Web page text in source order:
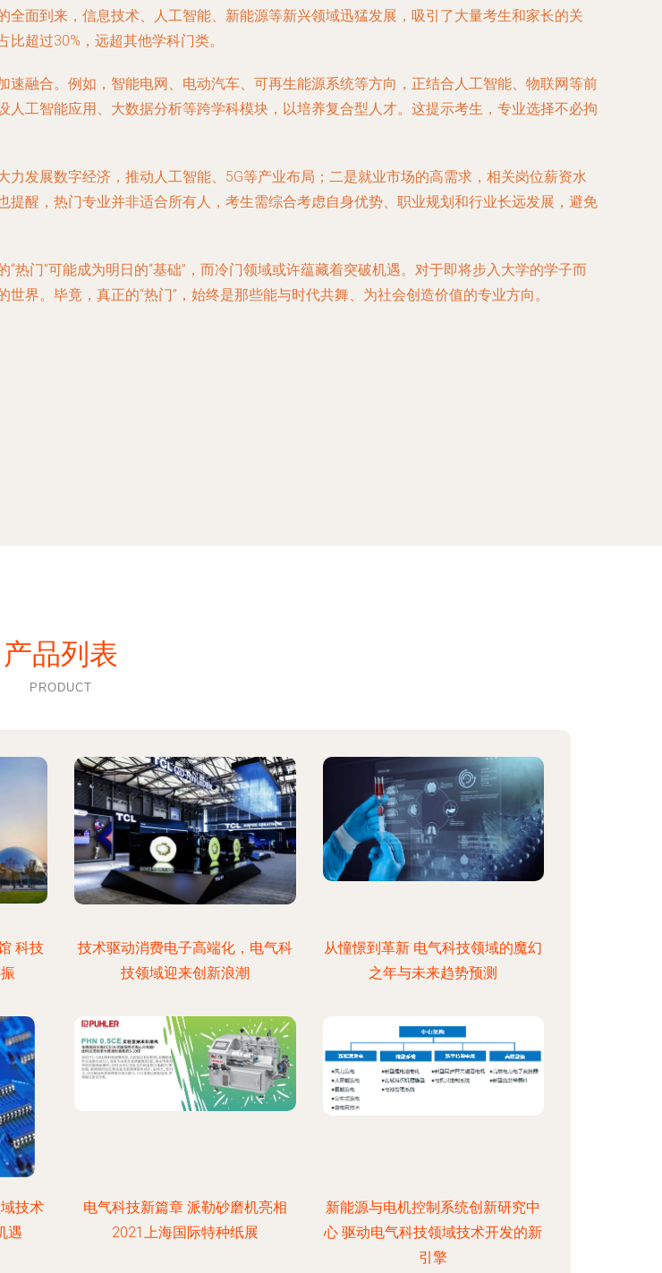
面到来，信息技术、人工智能、新能源等新兴领域迅猛发展，吸引了大量考生和家长的关
超过30%，远超其他学科门类。
融合。例如，智能电网、电动汽车、可再生能源系统等方向，正结合人工智能、物联网等前
工智能应用、大数据分析等跨学科模块，以培养复合型人才。这提示考生，专业选择不必拘
发展数字经济，推动人工智能、5G等产业布局；二是就业市场的高需求，相关岗位薪资水
醒，热门专业并非适合所有人，考生需综合考虑自身优势、职业规划和行业长远发展，避免
门”可能成为明日的“基础”，而冷门领域或许蕴藏着突破机遇。对于即将步入大学的学子而
界。毕竟，真正的“热门”，始终是那些能与时代共舞、为社会创造价值的专业方向。
产品列表
PRODUCT
科技
技术驱动消费电子高端化，电气科
技领域迎来创新浪潮
从憧憬到革新 电气科技领域的魔幻
之年与未来趋势预测
技术
遇
电气科技新篇章 派勒砂磨机亮相
2021上海国际特种纸展
新能源与电机控制系统创新研究中
心 驱动电气科技领域技术开发的新
引擎